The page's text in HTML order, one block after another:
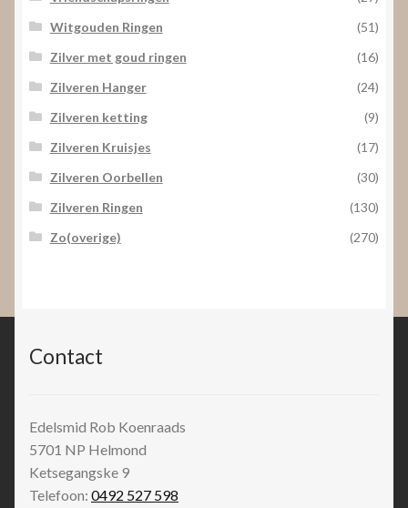
Witgouden Ringen
(51)
Zilver met goud ringen
(16)
Zilveren Hanger
(24)
Zilveren ketting
(9)
Zilveren Kruisjes
(17)
Zilveren Oorbellen
(30)
Zilveren Ringen
(130)
Zo(overige)
(270)
Contact
Edelsmid Rob Koenraads
5701 NP Helmond
Ketsegangske 9
Telefoon: 0492 527 598